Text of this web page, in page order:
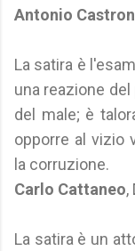
Antonio
La satira è
una reazione
del male; è
opporre al vizio
la corruzione.
Carlo Cattaneo,
La satira è un